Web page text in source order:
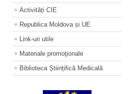
Activități CIE
Republica Moldova și UE
Link-uri utile
Materiale promoţionale
Biblioteca Științifică Medicală